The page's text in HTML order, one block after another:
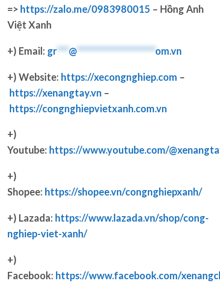
=> https://zalo.me/0983980015 – Hồng Anh
Việt Xanh
+) Email: gr***@********************om.vn
+) Website: https://xecongnghiep.com –
https://xenangtay.vn –
https://congnghiepvietxanh.com.vn
+)
Youtube: https://www.youtube.com/
+)
Shopee: https://shopee.vn/congnghiepxanh/
+) Lazada: https://www.lazada.vn/shop/cong-
nghiep-viet-xanh/
+)
Facebook: https://www.facebook.com/